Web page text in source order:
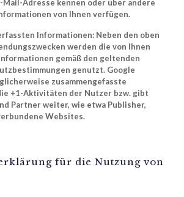
Mail-Adresse kennen oder über andere
von Ihnen verfügen.
Informationen: Neben den oben
werden die von Ihnen
gemäß den geltenden
genutzt. Google
zusammengefasste
+1-Aktivitäten der Nutzer bzw. gibt
Partner weiter, wie etwa Publisher,
Websites.
für die Nutzung von